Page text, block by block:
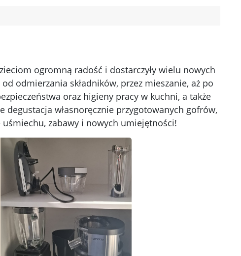
ogromną radość i dostarczyły wielu nowych
odmierzania składników, przez mieszanie, aż po
oraz higieny pracy w kuchni, a także
degustacja własnoręcznie przygotowanych gofrów,
zabawy i nowych umiejętności!